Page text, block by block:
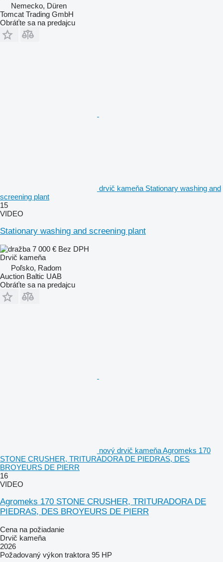
Nemecko, Düren
Tomcat Trading GmbH
Obráťte sa na predajcu
drvič kameňa Stationary washing and
screening plant
15
VIDEO
Stationary washing and screening plant
7 000 € Bez DPH
Drvič kameňa
Poľsko, Radom
Auction Baltic UAB
Obráťte sa na predajcu
nový drvič kameňa Agromeks 170
STONE CRUSHER, TRITURADORA DE PIEDRAS, DES
BROYEURS DE PIERR
16
VIDEO
Agromeks 170 STONE CRUSHER, TRITURADORA DE
PIEDRAS, DES BROYEURS DE PIERR
Cena na požiadanie
Drvič kameňa
2026
Požadovaný výkon traktora 95 HP